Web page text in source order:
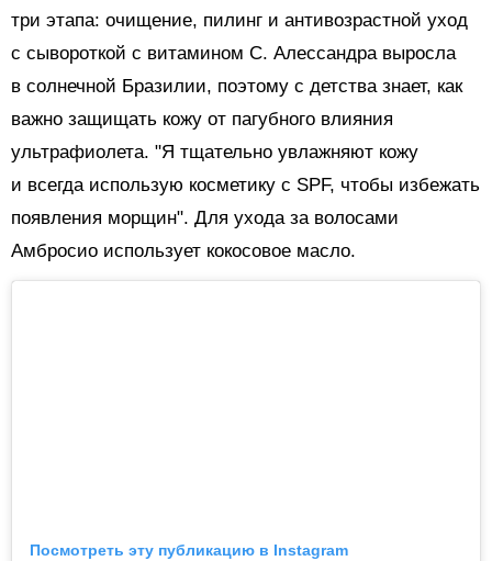
три этапа: очищение, пилинг и антивозрастной уход
с сывороткой с витамином C. Алессандра выросла
в солнечной Бразилии, поэтому с детства знает, как
важно защищать кожу от пагубного влияния
ультрафиолета. "Я тщательно увлажняют кожу
и всегда использую косметику с SPF, чтобы избежать
появления морщин". Для ухода за волосами
Амбросио использует кокосовое масло.
Посмотреть эту публикацию в Instagram